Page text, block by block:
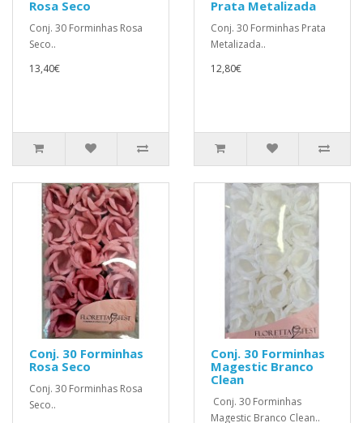
Rosa Seco
Conj. 30 Forminhas Rosa
Seco..
13,40€
Prata Metalizada
Conj. 30 Forminhas Prata
Metalizada..
12,80€
Conj. 30 Forminhas
Rosa Seco
Conj. 30 Forminhas Rosa
Seco..
Conj. 30 Forminhas
Magestic Branco
Clean
Conj. 30 Forminhas
Magestic Branco Clean..